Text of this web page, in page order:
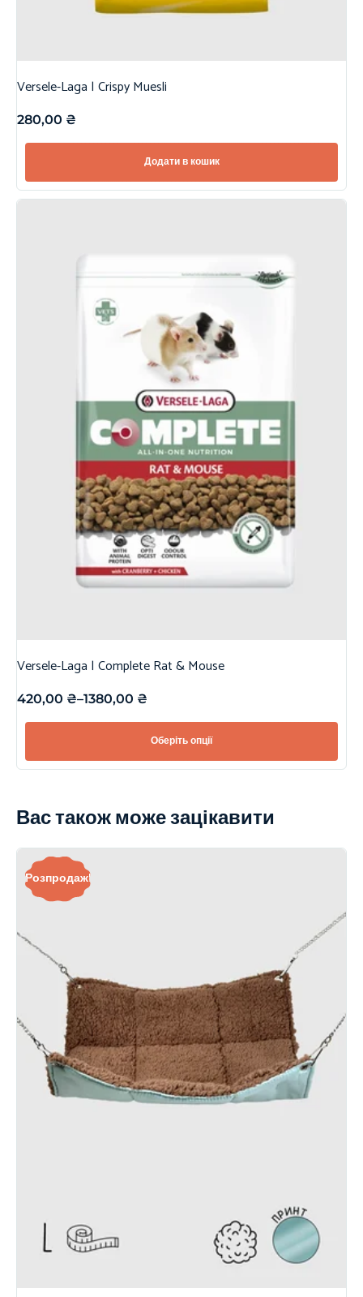
Versele-Laga | Crispy Muesli
280,00 ₴
Додати в кошик
Versele-Laga | Complete Rat & Mouse
420,00 ₴–1380,00 ₴
Оберіть опції
Вас також може зацікавити
Розпродаж!